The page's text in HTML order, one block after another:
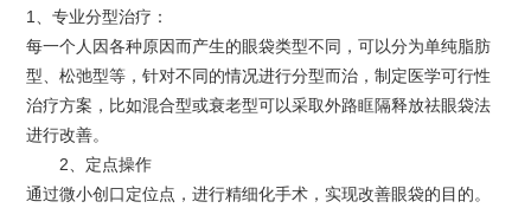
1、专业分型治疗：
每一个人因各种原因而产生的眼袋类型不同，可以分为单纯脂肪
型、松弛型等，针对不同的情况进行分型而治，制定医学可行性
治疗方案，比如混合型或衰老型可以采取外路眶隔释放祛眼袋法
进行改善。
2、定点操作
通过微小创口定位点，进行精细化手术，实现改善眼袋的目的。